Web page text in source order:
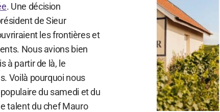
. Une décision
de Sieur
les frontières et
Nous avions bien
à partir de là, le
Voilà pourquoi nous
du samedi et du
talent du chef Mauro